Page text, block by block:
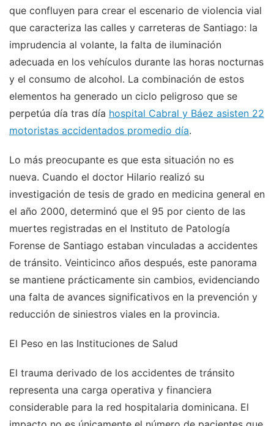
que confluyen para crear el escenario de violencia vial
que caracteriza las calles y carreteras de Santiago: la
imprudencia al volante, la falta de iluminación
adecuada en los vehículos durante las horas nocturnas
y el consumo de alcohol. La combinación de estos
elementos ha generado un ciclo peligroso que se
perpetúa día tras día hospital Cabral y Báez asisten 22
motoristas accidentados promedio día.
Lo más preocupante es que esta situación no es
nueva. Cuando el doctor Hilario realizó su
investigación de tesis de grado en medicina general en
el año 2000, determinó que el 95 por ciento de las
muertes registradas en el Instituto de Patología
Forense de Santiago estaban vinculadas a accidentes
de tránsito. Veinticinco años después, este panorama
se mantiene prácticamente sin cambios, evidenciando
una falta de avances significativos en la prevención y
reducción de siniestros viales en la provincia.
El Peso en las Instituciones de Salud
El trauma derivado de los accidentes de tránsito
representa una carga operativa y financiera
considerable para la red hospitalaria dominicana. El